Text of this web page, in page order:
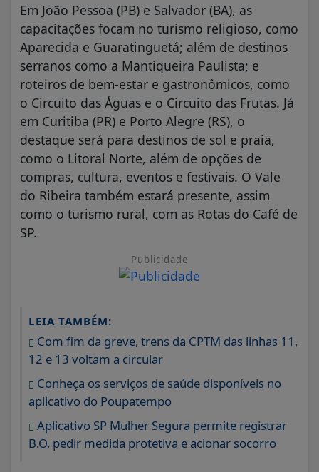
Em João Pessoa (PB) e Salvador (BA), as
capacitações focam no turismo religioso, como
Aparecida e Guaratinguetá; além de destinos
serranos como a Mantiqueira Paulista; e
roteiros de bem-estar e gastronômicos, como
o Circuito das Águas e o Circuito das Frutas. Já
em Curitiba (PR) e Porto Alegre (RS), o
destaque será para destinos de sol e praia,
como o Litoral Norte, além de opções de
compras, cultura, eventos e festivais. O Vale
do Ribeira também estará presente, assim
como o turismo rural, com as Rotas do Café de
SP.
Publicidade
LEIA TAMBÉM:
Com fim da greve, trens da CPTM das linhas 11,
12 e 13 voltam a circular
Conheça os serviços de saúde disponíveis no
aplicativo do Poupatempo
Aplicativo SP Mulher Segura permite registrar
B.O, pedir medida protetiva e acionar socorro